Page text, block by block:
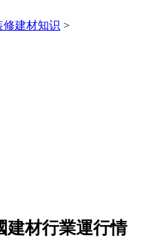
修建材知识 >
建材行業運行情